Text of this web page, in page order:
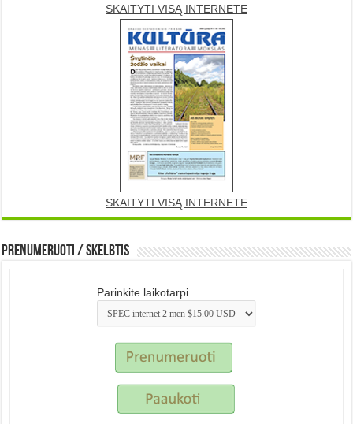
SKAITYTI VISĄ INTERNETE
SKAITYTI VISĄ INTERNETE
Prenumeruoti / Skelbtis
Parinkite laikotarpi